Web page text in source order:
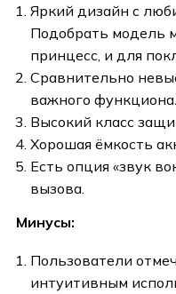
Яркий дизайн с
Подобрать модель
принцесс, и для
Сравнительно
важного
Высокий класс
Хорошая ёмкость
Есть опция «звук
вызова.
Минусы:
Пользователи
интуитивным